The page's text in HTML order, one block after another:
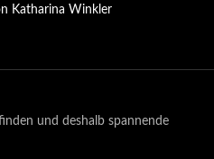
Katharina Winkler
und deshalb spannende